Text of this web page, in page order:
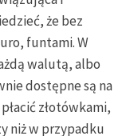
że bez
funtami. W
walutą, albo
dostępne są na
złotówkami,
niż w przypadku